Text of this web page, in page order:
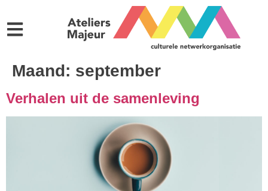
Maand: september
Verhalen uit de samenleving